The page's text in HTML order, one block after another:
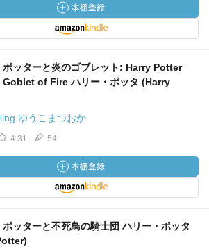
ポッターと炎のゴブレット: Harry Potter
of Fire ハリー・ポッタ (Harry
ゆうこまつおか
4.31 54
ポッターと不死鳥の騎士団 ハリー・ポッタ